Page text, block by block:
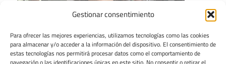
Gestionar consentimiento
Para ofrecer las mejores experiencias, utilizamos tecnologías como las cookies
para almacenar y/o acceder a la información del dispositivo. El consentimiento de
estas tecnologías nos permitirá procesar datos como el comportamiento de